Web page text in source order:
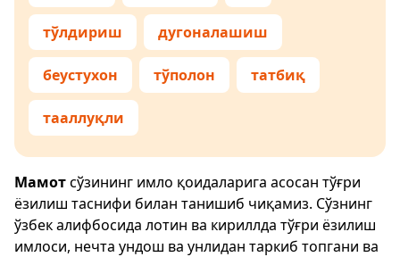
тўлдириш дугоналашиш
беустухон тўполон татбиқ
тааллуқли
Мамотсўзининг имло қоидаларига асосан тўғри
ёзилиш таснифи билан танишиб чиқамиз. Сўзнинг
ўзбек алифбосида лотин ва кириллда тўғри ёзилиш
имлоси, нечта ундош ва унлидан таркиб топгани ва